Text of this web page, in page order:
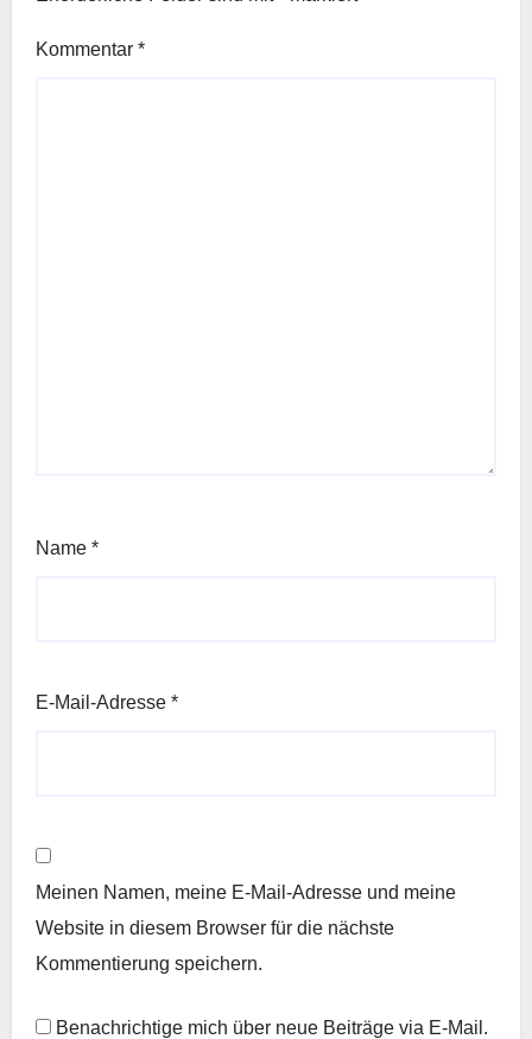
Kommentar *
Name *
E-Mail-Adresse *
Meinen Namen, meine E-Mail-Adresse und meine
Website in diesem Browser für die nächste
Kommentierung speichern.
Benachrichtige mich über neue Beiträge via E-Mail.